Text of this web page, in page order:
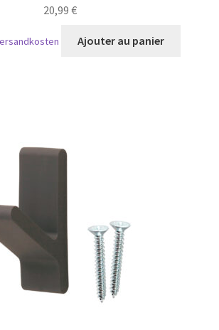
20,99 €
Ajouter au panier